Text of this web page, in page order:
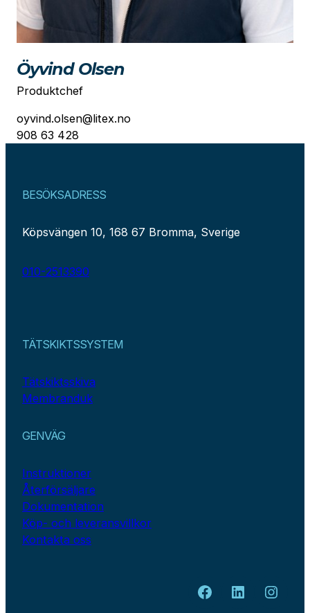
Öyvind Olsen
Produktchef
oyvind.olsen@litex.no
908 63 428
BESÖKSADRESS
Köpsvängen 10, 168 67 Bromma, Sverige
010-2513390
TÄTSKIKTSSYSTEM
Tätskiktsskiva
Membranduk
GENVÄG
Instruktioner
Återförsäljare
Dokumentation
Köp- och leveransvillkor
Kontakta oss
Facebook
LinkedIn